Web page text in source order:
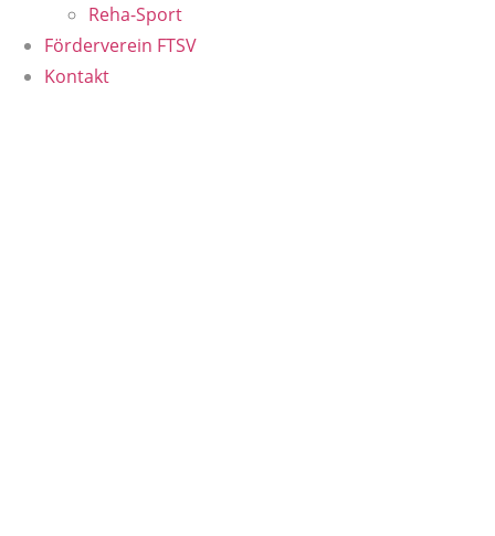
Reha-Sport
Förderverein FTSV
Kontakt